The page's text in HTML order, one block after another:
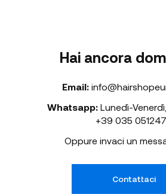
Hai ancora
Email:
Whatsapp: Lunedì-Venerdì
+39 035
Oppure invaci un
Contattaci